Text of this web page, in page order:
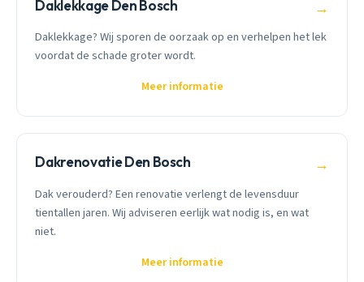
Daklekkage Den Bosch →
Daklekkage? Wij sporen de oorzaak op en verhelpen het lek
voordat de schade groter wordt.
Meer informatie
Dakrenovatie Den Bosch →
Dak verouderd? Een renovatie verlengt de levensduur
tientallen jaren. Wij adviseren eerlijk wat nodig is, en wat
niet.
Meer informatie